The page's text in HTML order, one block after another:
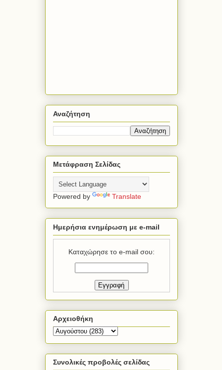
Αναζήτηση
Μετάφραση Σελίδας
Powered by Translate
Ημερήσια ενημέρωση με e-mail
Καταχώρησε το e-mail σου:
Αρχειοθήκη
Συνολικές προβολές σελίδας